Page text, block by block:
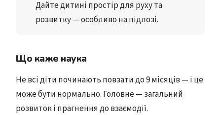
Дайте дитині простір для руху та
розвитку — особливо на підлозі.
Що каже наука
Не всі діти починають повзати до 9 місяців — і це
може бути нормально. Головне — загальний
розвиток і прагнення до взаємодії.